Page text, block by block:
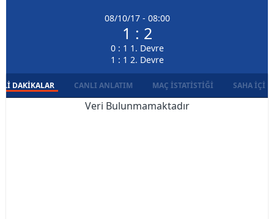
08/10/17 - 08:00
1 : 2
0 : 1 1. Devre
1 : 1 2. Devre
DAKIKALAR CANLI ANLATIM MAÇ İSTATISTIĞI SAHA İÇI
Veri Bulunmamaktadır